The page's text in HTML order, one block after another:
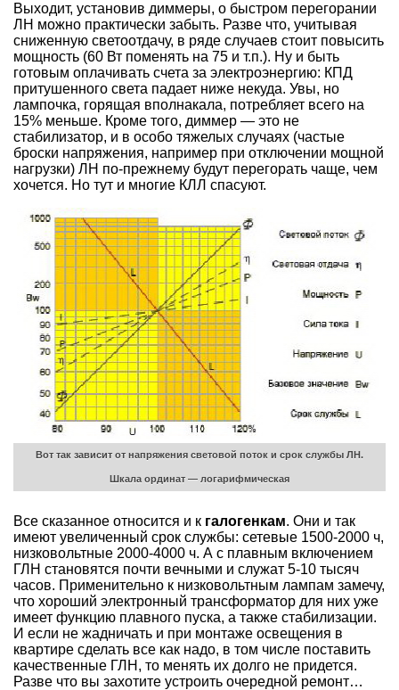
Выходит, установив диммеры, о быстром перегорании
ЛН можно практически забыть. Разве что, учитывая
сниженную светоотдачу, в ряде случаев стоит повысить
мощность (60 Вт поменять на 75 и т.п.). Ну и быть
готовым оплачивать счета за электроэнергию: КПД
притушенного света падает ниже некуда. Увы, но
лампочка, горящая вполнакала, потребляет всего на
15% меньше. Кроме того, диммер — это не
стабилизатор, и в особо тяжелых случаях (частые
броски напряжения, например при отключении мощной
нагрузки) ЛН по-прежнему будут перегорать чаще, чем
хочется. Но тут и многие КЛЛ спасуют.
Вот так зависит от напряжения световой поток и срок службы ЛН.
Шкала ординат — логарифмическая
Все сказанное относится и к галогенкам. Они и так
имеют увеличенный срок службы: сетевые 1500-2000 ч,
низковольтные 2000-4000 ч. А с плавным включением
ГЛН становятся почти вечными и служат 5-10 тысяч
часов. Применительно к низковольтным лампам замечу,
что хороший электронный трансформатор для них уже
имеет функцию плавного пуска, а также стабилизации.
И если не жадничать и при монтаже освещения в
квартире сделать все как надо, в том числе поставить
качественные ГЛН, то менять их долго не придется.
Разве что вы захотите устроить очередной ремонт…